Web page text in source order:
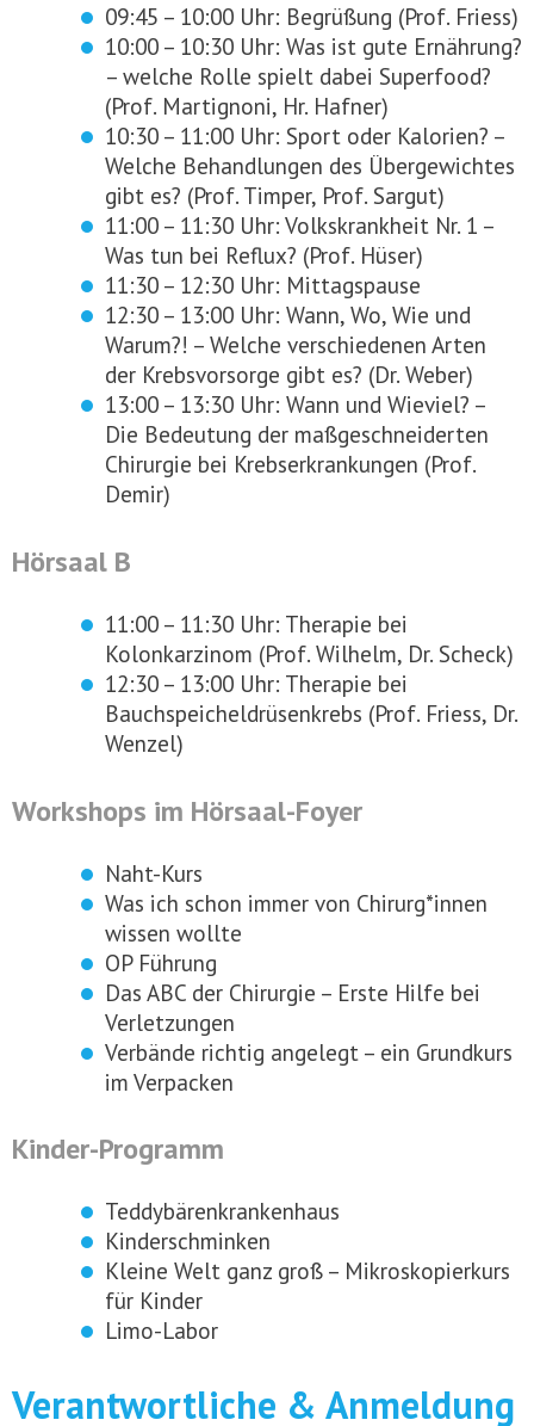
09:45 – 10:00 Uhr: Begrüßung (Prof. Friess)
10:00 – 10:30 Uhr: Was ist gute Ernährung?
– welche Rolle spielt dabei Superfood?
(Prof. Martignoni, Hr. Hafner)
10:30 – 11:00 Uhr: Sport oder Kalorien? –
Welche Behandlungen des Übergewichtes
gibt es? (Prof. Timper, Prof. Sargut)
11:00 – 11:30 Uhr: Volkskrankheit Nr. 1 –
Was tun bei Reflux? (Prof. Hüser)
11:30 – 12:30 Uhr: Mittagspause
12:30 – 13:00 Uhr: Wann, Wo, Wie und
Warum?! – Welche verschiedenen Arten
der Krebsvorsorge gibt es? (Dr. Weber)
13:00 – 13:30 Uhr: Wann und Wieviel? –
Die Bedeutung der maßgeschneiderten
Chirurgie bei Krebserkrankungen (Prof.
Demir)
Hörsaal B
11:00 – 11:30 Uhr: Therapie bei
Kolonkarzinom (Prof. Wilhelm, Dr. Scheck)
12:30 – 13:00 Uhr: Therapie bei
Bauchspeicheldrüsenkrebs (Prof. Friess, Dr.
Wenzel)
Workshops im Hörsaal-Foyer
Naht-Kurs
Was ich schon immer von Chirurg*innen
wissen wollte
OP Führung
Das ABC der Chirurgie – Erste Hilfe bei
Verletzungen
Verbände richtig angelegt – ein Grundkurs
im Verpacken
Kinder-Programm
Teddybärenkrankenhaus
Kinderschminken
Kleine Welt ganz groß – Mikroskopierkurs
für Kinder
Limo-Labor
Verantwortliche & Anmeldung